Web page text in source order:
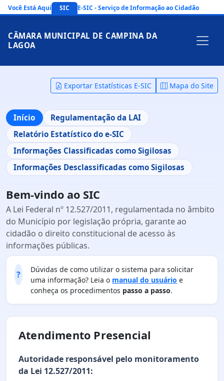
Você Está Aqui SIC E-SIC - Serviço de Informação ao Cidadão
CÂMARA MUNICIPAL DE CAMPINA DA
LAGOA
Exportar Estatísticas E-SIC Mapa do Site
Início
Regulamentação da LAI
Relatório Estatístico do e-SIC
Informações Classificadas como Sigilosas
Informações Desclassificadas como Sigilosas
Bem-vindo ao SIC
A Lei Federal nº 12.527/2011, regulamentada no âmbito
do Município por legislação própria, garante ao
cidadão o direito constitucional de acesso às
informações públicas.
?
Dúvidas de como utilizar o sistema para solicitar
uma informação? Leia o manual do usuário e
conheça os procedimentos passo a passo.
Atendimento Presencial
Autoridade responsável pelo monitoramento
da Lei 12.527/2011: